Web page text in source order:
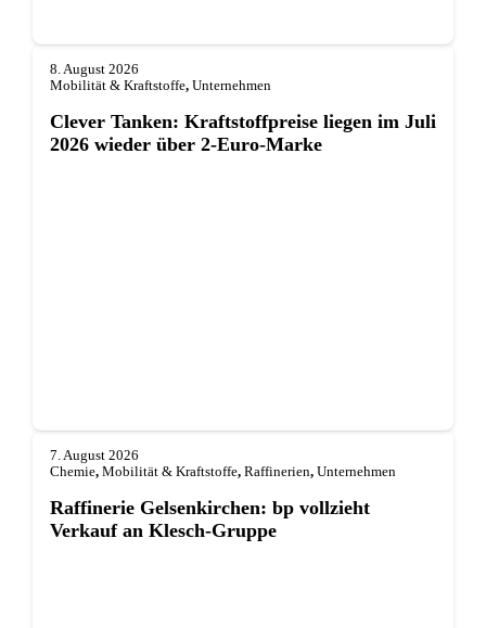
8. August 2026
Mobilität & Kraftstoffe, Unternehmen
Clever Tanken: Kraftstoffpreise liegen im Juli
2026 wieder über 2-Euro-Marke
7. August 2026
Chemie, Mobilität & Kraftstoffe, Raffinerien, Unternehmen
Raffinerie Gelsenkirchen: bp vollzieht
Verkauf an Klesch-Gruppe